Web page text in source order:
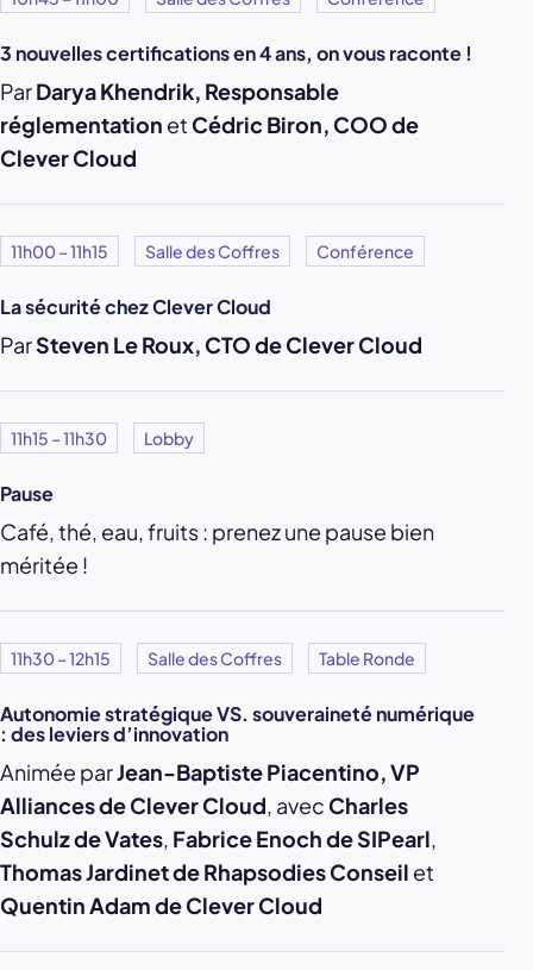
3 nouvelles certifications en 4 ans, on vous raconte !
ParDarya Khendrik, Responsable
réglementation et Cédric Biron, COO de
Clever Cloud
11h00 – 11h15 Salle des Coffres Conférence
La sécurité chez Clever Cloud
ParSteven Le Roux, CTO de Clever Cloud
11h15 – 11h30 Lobby
Pause
Café, thé, eau, fruits : prenez une pause bien
méritée !
11h30 – 12h15 Salle des Coffres Table Ronde
Autonomie stratégique VS. souveraineté numérique
: des leviers d’innovation
Animée parJean-Baptiste Piacentino, VP
Alliances de Clever Cloud, avec Charles
Schulz de Vates, Fabrice Enoch de SIPearl,
Thomas Jardinet de Rhapsodies Conseil et
Quentin Adam de Clever Cloud